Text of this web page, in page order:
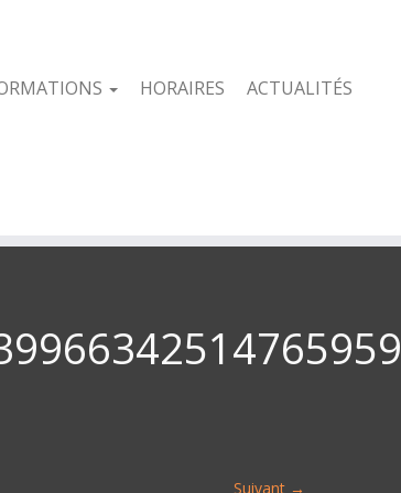
HORAIRES
ACTUALITÉS
Suivant →